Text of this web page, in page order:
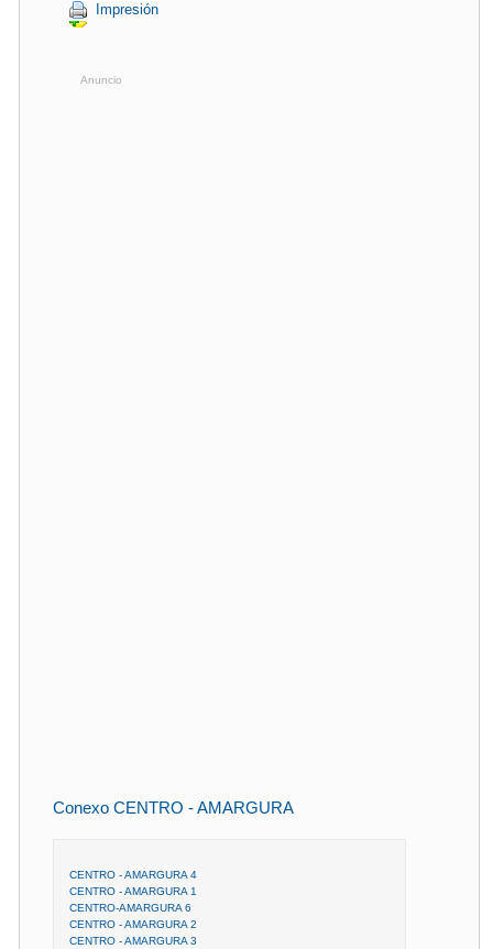
Impresión
Anuncio
Conexo CENTRO - AMARGURA
CENTRO - AMARGURA 4
CENTRO - AMARGURA 1
CENTRO-AMARGURA 6
CENTRO - AMARGURA 2
CENTRO - AMARGURA 3